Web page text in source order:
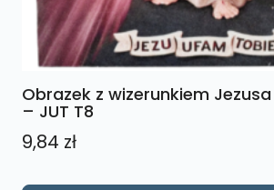
Obrazek z wizerunkiem Jezusa
– JUT T8
9,84 zł